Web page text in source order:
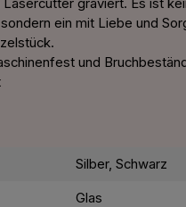
graviert. Es ist
ein mit Liebe und
und
Silber, Schwarz
Glas